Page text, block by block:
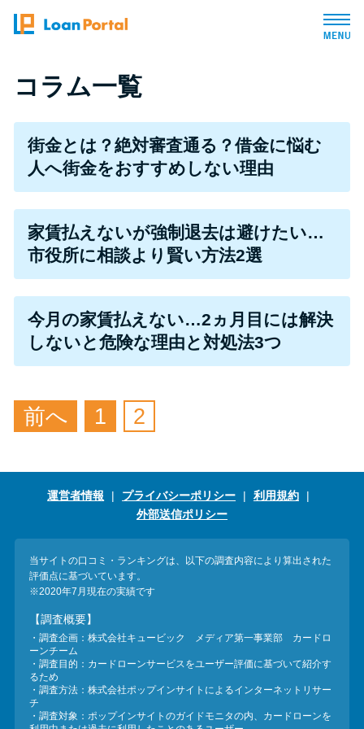
トップページ
総合人気ランキング
とにかくすぐ借りたい方向け
バレずに借りたい方向け
審査が不安な方向け
カードローン診断
特集ページ
リボ払いをそのまま払いきると
損！
カードローンの見直しで40万円
ードローン
コラム一覧
街金とは？絶対審査通る？借金に悩む
人へ街金をおすすめしない理由
家賃払えないが強制退去は避けたい…
市役所に相談より賢い方法2選
今月の家賃払えない…2ヵ月目には解決
しないと危険な理由と対処法3つ
前へ 1 2
運営者情報 プライバシーポリシー
利用規約
外部送信ポリシー
当サイトの口コミ・ランキングは、以下の調査内容により算出された
評価点に基づいています。
※2020年7月現在の実績です
【調査概要】
・調査企画：株式会社キュービック メディア第一事業部 カードロ
ーンチーム
・調査目的：カードローンサービスをユーザー評価に基づいて紹介す
るため
・調査方法：株式会社ポップインサイトによるインターネットリサー
チ
・調査対象：ポップインサイトのガイドモニタの内、カードローンを